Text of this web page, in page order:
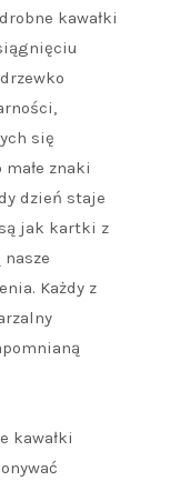
kawałki
się
znaki
dzień staje
jak kartki z
Każdy z
kawałki